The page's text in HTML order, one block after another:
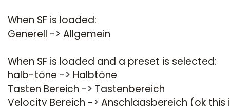
When SF is loaded:
Generell -> Allgemein
When SF is loaded and a preset is selected:
halb-töne -> Halbtöne
Tasten Bereich -> Tastenbereich
Velocity Bereich -> Anschlagsbereich (ok this